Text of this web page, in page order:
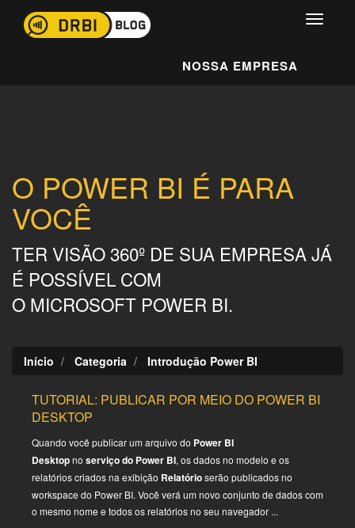
NOSSA EMPRESA
O POWER BI É PARA
VOCÊ
TER VISÃO 360º DE SUA EMPRESA JÁ
É POSSÍVEL COM
O MICROSOFT POWER BI.
Início Categoria Introdução Power BI
TUTORIAL: PUBLICAR POR MEIO DO POWER BI
DESKTOP
Quando você publicar um arquivo do Power BI
Desktopno serviço do Power BI, os dados no modelo e os
relatórios criados na exibição Relatórioserão publicados no
workspace do Power BI. Você verá um novo conjunto de dados com
o mesmo nome e todos os relatórios no seu navegador ...